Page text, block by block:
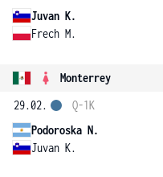
Juvan K.
Frech M.
Monterrey
29.02.
Podoroska N.
Juvan K.
Q-1K